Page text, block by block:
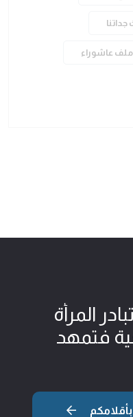
ملف عاشوراء
المرأة
فتمهد
بأقلامكم